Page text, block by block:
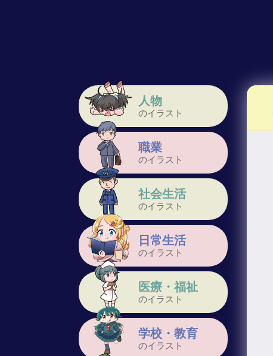
人物
のイラスト
職業
のイラスト
社会生活
のイラスト
日常生活
のイラスト
医療・福祉
のイラスト
学校・教育
のイラスト